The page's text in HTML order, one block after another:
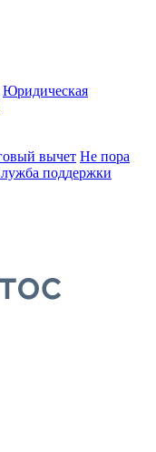
Юридическая
вычет Не пора
поддержки